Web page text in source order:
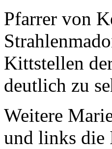
Pfarrer von
Kittstellen
deutlich zu
Weitere
und links die